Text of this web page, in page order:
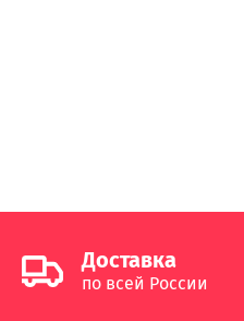
Доставка
по всей России